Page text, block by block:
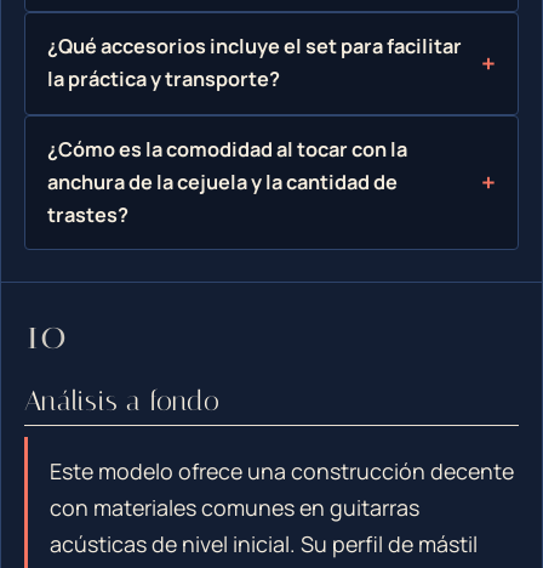
¿Qué accesorios incluye el set para facilitar
la práctica y transporte?
¿Cómo es la comodidad al tocar con la
anchura de la cejuela y la cantidad de
trastes?
Análisis a fondo
Este modelo ofrece una construcción decente
con materiales comunes en guitarras
acústicas de nivel inicial. Su perfil de mástil